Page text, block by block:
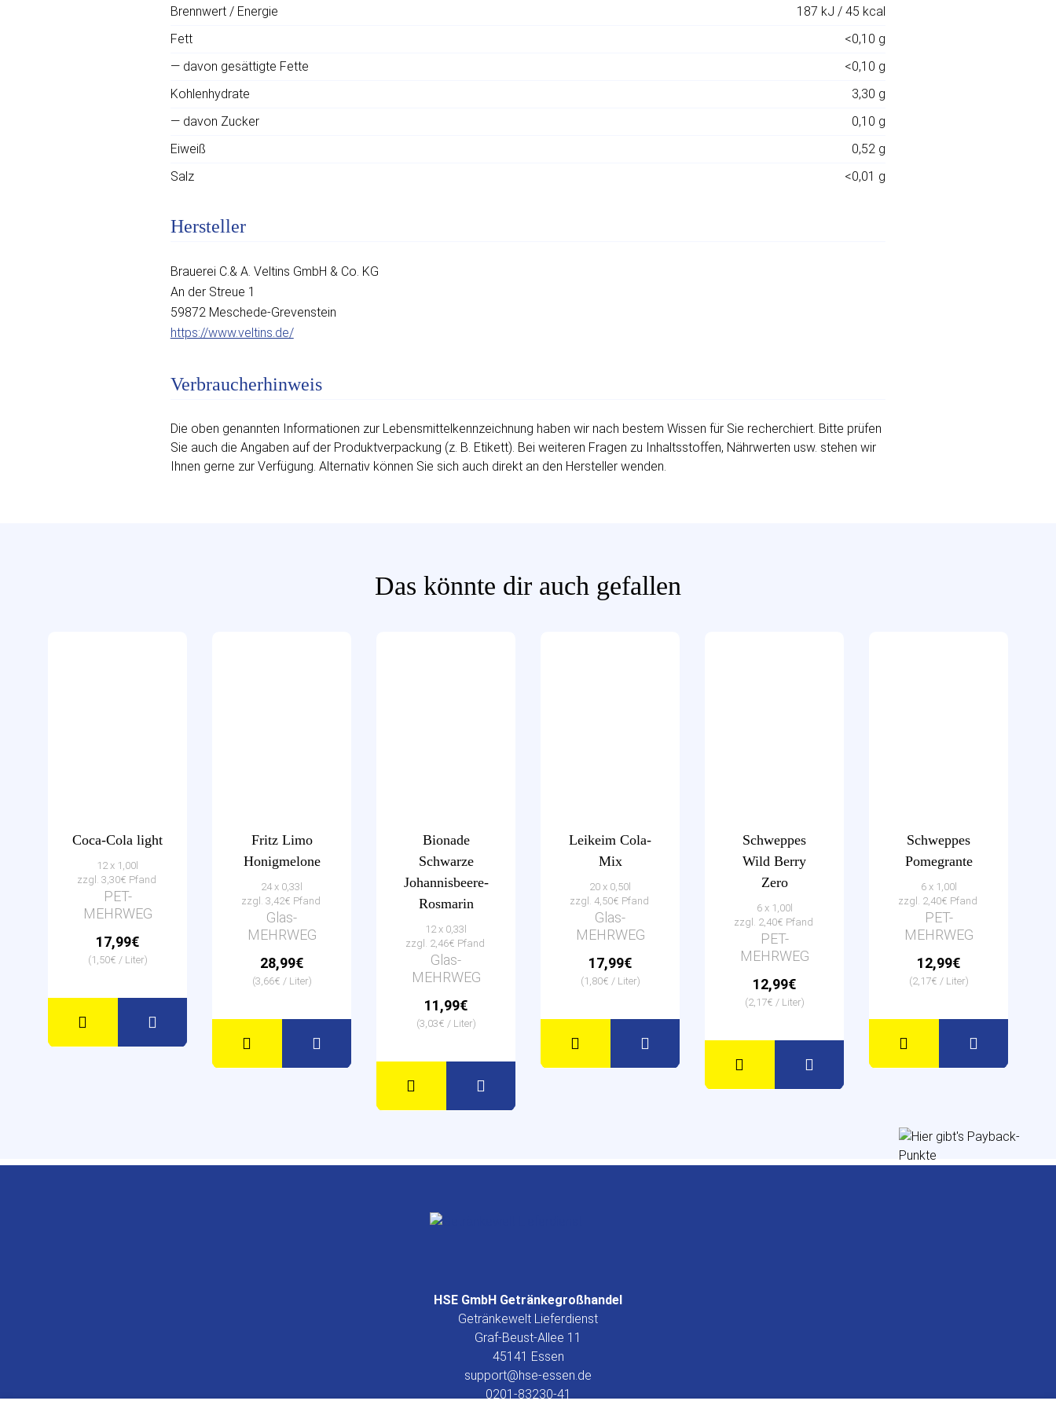
Brennwert / Energie
187 kJ / 45 kcal
Fett
<0,10 g
— davon gesättigte Fette
<0,10 g
Kohlenhydrate
3,30 g
— davon Zucker
0,10 g
Eiweiß
0,52 g
Salz
<0,01 g
Hersteller
Brauerei C.& A. Veltins GmbH & Co. KG
An der Streue 1
59872 Meschede-Grevenstein
https://www.veltins.de/
Verbraucherhinweis
Die oben genannten Informationen zur Lebensmittelkennzeichnung haben wir nach bestem Wissen für Sie recherchiert. Bitte prüfen
Sie auch die Angaben auf der Produktverpackung (z. B. Etikett). Bei weiteren Fragen zu Inhaltsstoffen, Nährwerten usw. stehen wir
Ihnen gerne zur Verfügung. Alternativ können Sie sich auch direkt an den Hersteller wenden.
Das könnte dir auch gefallen
Coca-Cola light
12 x 1,00l
zzgl. 3,30€ Pfand
PET-
MEHRWEG
17,99€
(1,50€ / Liter)
Fritz Limo
Honigmelone
24 x 0,33l
zzgl. 3,42€ Pfand
Glas-
MEHRWEG
28,99€
(3,66€ / Liter)
Bionade
Schwarze
Johannisbeere-
Rosmarin
12 x 0,33l
zzgl. 2,46€ Pfand
Glas-
MEHRWEG
11,99€
(3,03€ / Liter)
Leikeim Cola-
Mix
20 x 0,50l
zzgl. 4,50€ Pfand
Glas-
MEHRWEG
17,99€
(1,80€ / Liter)
Schweppes
Wild Berry
Zero
6 x 1,00l
zzgl. 2,40€ Pfand
PET-
MEHRWEG
12,99€
(2,17€ / Liter)
Schweppes
Pomegrante
6 x 1,00l
zzgl. 2,40€ Pfand
PET-
MEHRWEG
12,99€
(2,17€ / Liter)
HSE GmbH Getränkegroßhandel
Getränkewelt Lieferdienst
Graf-Beust-Allee 11
45141 Essen
support@hse-essen.de
0201-83230-41